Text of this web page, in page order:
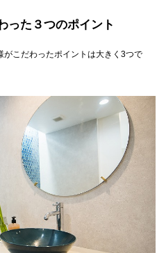
った３つのポイント
がこだわったポイントは大きく3つで